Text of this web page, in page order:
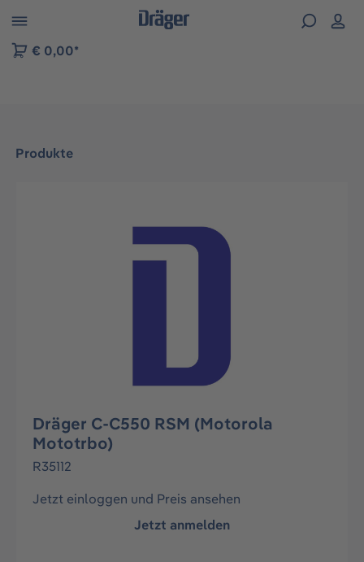
der B2B-Plattform springen
€ 0,00*
Produkte
Bildergalerie überspringen
Dräger C-C550 RSM (Motorola
Mototrbo)
R35112
Jetzt einloggen und Preis ansehen
Jetzt anmelden